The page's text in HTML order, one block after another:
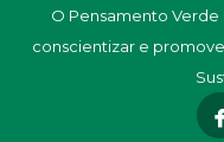
O Pensamento Verde
conscientizar e